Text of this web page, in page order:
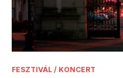
FESZTIVÁL / KONCERT